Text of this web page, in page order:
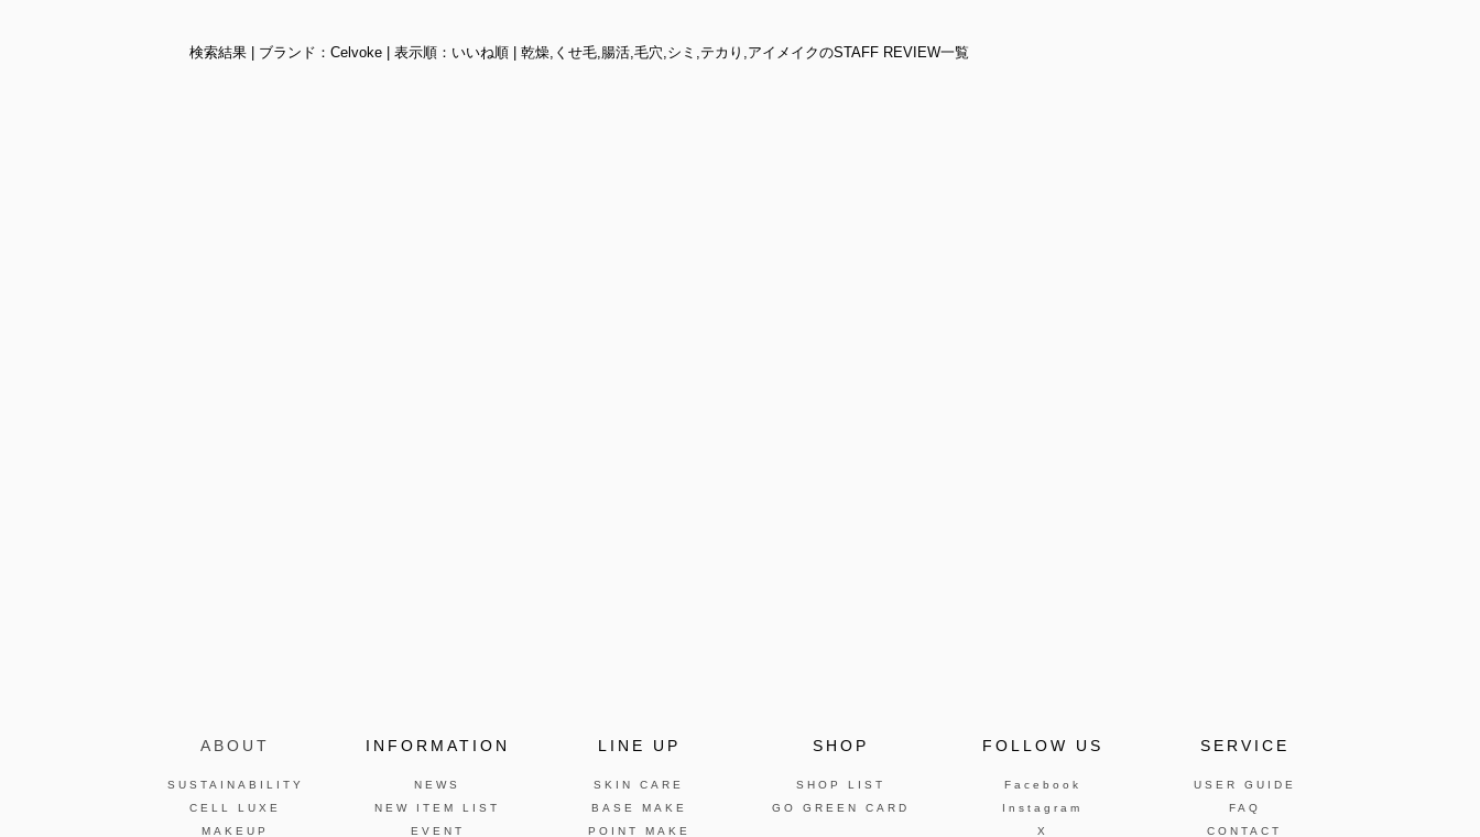
検索結果 | ブランド：Celvoke | 表示順：いいね順 | 乾燥,くせ毛,腸活,毛穴,シミ,テカり,アイメイクのSTAFF REVIEW一覧
ABOUT
SUSTAINABILITY
CELL LUXE
MAKEUP
INFORMATION
NEWS
NEW ITEM LIST
EVENT
LINE UP
SKIN CARE
BASE MAKE
POINT MAKE
SHOP
SHOP LIST
GO GREEN CARD
FOLLOW US
Facebook
Instagram
X
SERVICE
USER GUIDE
FAQ
CONTACT